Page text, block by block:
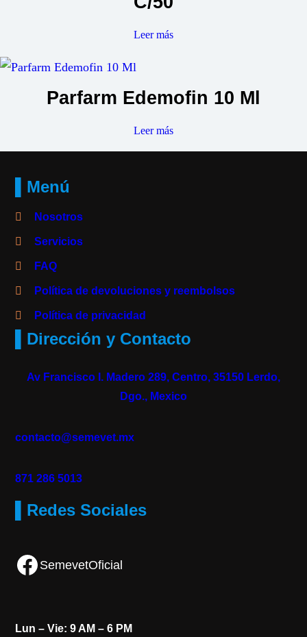
Leer más
Parfarm Edemofin 10 Ml
Leer más
▌Menú
Nosotros
Servicios
FAQ
Política de devoluciones y reembolsos
Política de privacidad
▌Dirección y Contacto
Av Francisco I. Madero 289, Centro, 35150 Lerdo,
Dgo., Mexico
contacto@semevet.mx
871 286 5013
▌Redes Sociales
Facebook SemevetOficial
Lun – Vie: 9 AM – 6 PM